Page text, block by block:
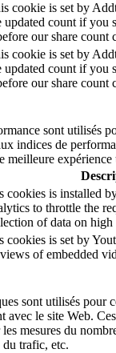
cookie is set by
updated count if you
our share count
cookie is set by
updated count if you
our share count
sont utilisés
indices de
meilleure
cookies is installed
to throttle the
of data on high
cookies is set by
of embedded
sont utilisés pour
avec le site Web.
mesures du
du trafic, etc.